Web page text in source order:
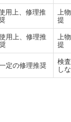
用上、修理推
上
提
用上、修理推
上
提
定の修理推奨
検
し